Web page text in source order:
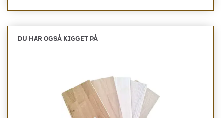
DU HAR OGSÅ KIGGET PÅ